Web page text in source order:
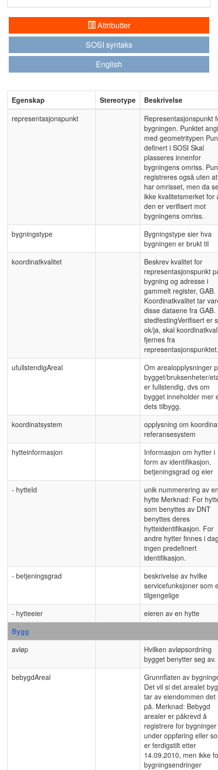
Attributter
SOSI syntaks
English
Egenskap Stereotype
Beskrivelse
representasjonspunkt
Representasjonspunkt
bygningen. Punktet
med geometritypen
definert i SOSI Skal
plasseres innenfor
bygningens omriss.
registreres også uten
har omrisset, men da
ikke kvalitetsmerket for
den er verifisert mot
bygningens omriss.
bygningstype
Bygningstype sier hva
bygningen er brukt til
koordinatkvalitet
Beskrev kvalitet for
representasjonspunkt
bygning og adresse i
gammelt register, GAB.
Koordinatkvalitet tar
disse dataene fra GAB.
stedfestingVerifisert er
ok/ja, skal
fjernes fra
representasjonspunktet.
ufullstendigAreal
Om arealopplysninger
bygget/bruksenheter/
er fullstendig, dvs om
bygget inneholder mer
dets tilbygg.
koordinatsystem
opplysning om
referansesystem
hytteinformasjon
Informasjon om hytter i
form av identifikasjon,
betjeningsgrad og eier
- hytteId
unik nummerering av
hytte Merknad: For
som benyttes av DNT
benyttes deres
hytteidentifikasjon. For
andre hytter finnes i
ingen predefinert
identifikasjon.
- betjeningsgrad
beskrivelse av hvilke
servicefunksjoner som
tilgengelige
- hytteeier
eieren av en hytte
Bygg
avløp
Hvilken avløpsordning
bygget benytter seg av.
bebygdAreal
Grunnflaten av
Det vil si det arealet
tar av eiendommen det
på. Merknad: Bebygd
arealer er påkrevd å
registrere for bygninger
under oppføring eller
er ferdigstilt etter
14.09.2010, men ikke
bygningsendringer